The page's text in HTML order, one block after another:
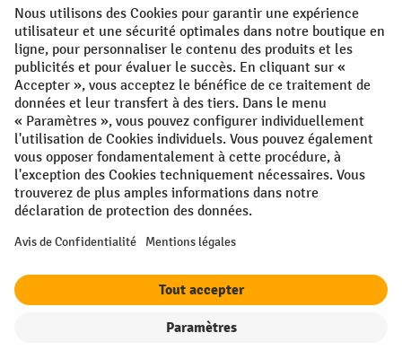
Conditions générales Mentions légales
Protection des Données Politique de cookies
All prices excl. VAT plusshipping costsand possible delivery charges,
if not stated otherwise.
¹ La remise est valable jusqu'à épuisement des stocks. La remise ne
s'applique pas aux prix spéciaux. Il n'est pas possible de le combiner
avec d'autres réductions en pourcentage ou bons de réduction. | ² Une
réduction unique est offerte lors de la première inscription à la
toute commande d'un montant net minimum de 250 €. Le pourcentage
jusqu'à 10 %. Les transpalettes électriques, les gerbeurs électriques,
les chariots élévateurs électriques et l'outillage sont exclus de cette